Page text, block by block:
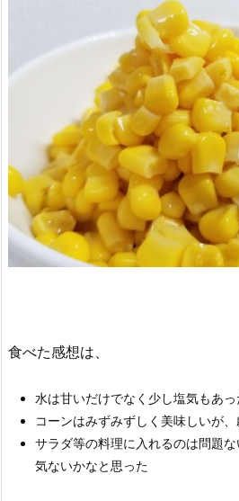
食べた感想は、
水は甘いだけでなく少し塩気もあっ
コーンはみずみずしく美味しいが
サラダ等の料理に入れるのは問題
気ないかなと思った